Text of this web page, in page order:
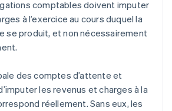
comptables doivent imputer
à l’exercice au cours duquel la
se produit, et non nécessairement
des comptes d’attente et
les revenus et charges à la
réellement. Sans eux, les